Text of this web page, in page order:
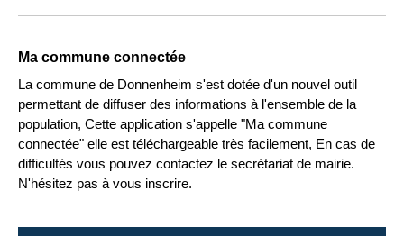
Ma commune connectée
La commune de Donnenheim s'est dotée d'un nouvel outil
permettant de diffuser des informations à l'ensemble de la
population, Cette application s'appelle "Ma commune
connectée" elle est téléchargeable très facilement, En cas de
difficultés vous pouvez contactez le secrétariat de mairie.
N'hésitez pas à vous inscrire.